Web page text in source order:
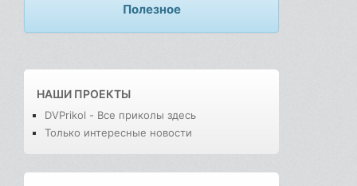
Полезное
НАШИ ПРОЕКТЫ
DVPrikol - Все приколы здесь
Только интересные новости